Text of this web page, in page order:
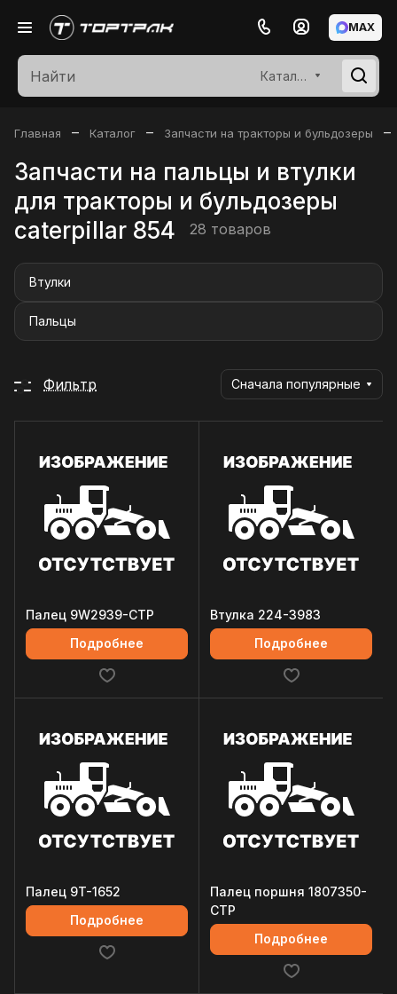
Каталог
MAX
Главная – Каталог – Запчасти на тракторы и бульдозеры –
Запчасти на пальцы и втулки
для тракторы и бульдозеры
caterpillar 854
28 товаров
Втулки
Пальцы
Фильтр Сначала популярные
Палец 9W2939-CTP
Подробнее
Втулка 224-3983
Подробнее
Палец 9T-1652
Подробнее
Палец поршня 1807350-
CTP
Подробнее